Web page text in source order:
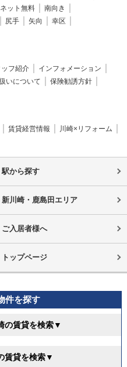
ット無料
南向き
尻手 矢向
幸区
ッフ紹介
インフォメーション
いについて
保険勧誘方針
賃貸経営情報
川崎×リフォーム
駅から探す
新川崎・鹿島田エリア
ご入居者様へ
トップページ
件を探す
の賃貸を検索▼
賃貸を検索▼